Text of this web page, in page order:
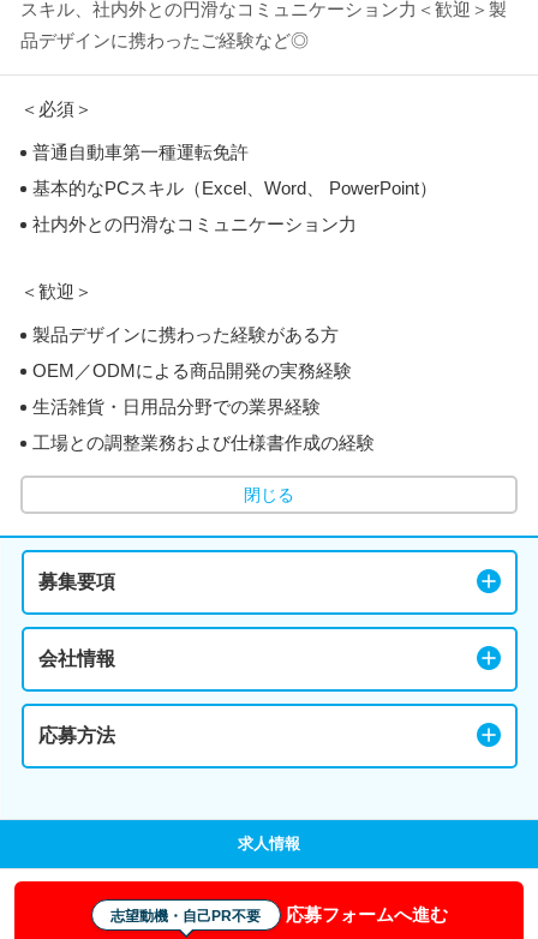
スキル、社内外との円滑なコミュニケーション力＜歓迎＞製
品デザインに携わったご経験など◎
＜必須＞
普通自動車第一種運転免許
基本的なPCスキル（Excel、Word、 PowerPoint）
社内外との円滑なコミュニケーション力
＜歓迎＞
製品デザインに携わった経験がある方
OEM／ODMによる商品開発の実務経験
生活雑貨・日用品分野での業界経験
工場との調整業務および仕様書作成の経験
閉じる
募集要項
会社情報
応募方法
求人情報
志望動機・自己PR不要 応募フォームへ進む